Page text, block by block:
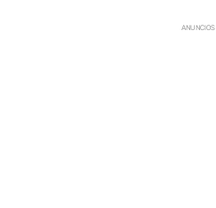
ANUNCIOS